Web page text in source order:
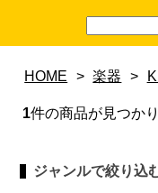
HOME > 楽器 >
1件の商品が見つかり
ジャンルで絞り込